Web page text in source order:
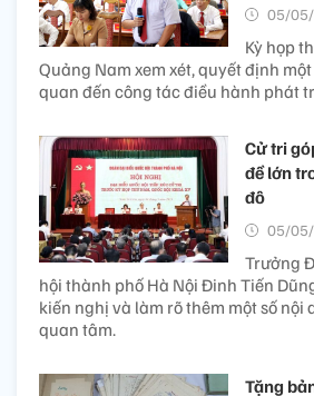
05/05/
Kỳ họp
Quảng Nam xem xét, quyết định
quan đến công tác điều hành phát
Cử tri
đề lớn
đô
05/05/
Trưởng
hội thành phố Hà Nội Đinh Tiến
kiến nghị và làm rõ thêm một số nội
quan tâm.
Tặng